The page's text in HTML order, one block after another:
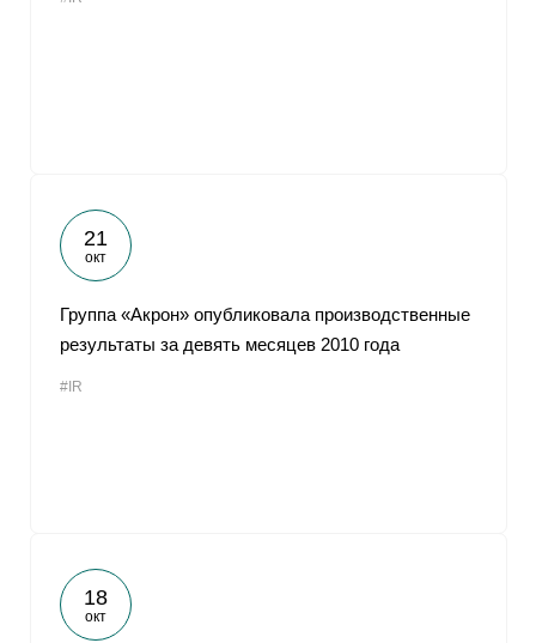
21
окт
Группа «Акрон» опубликовала производственные
результаты за девять месяцев 2010 года
#IR
18
окт